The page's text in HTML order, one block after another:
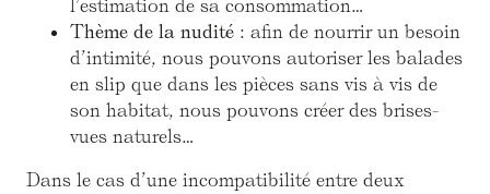
l’estimation de sa consommation…
Thème de la nudité : afin de nourrir un besoin
d’intimité, nous pouvons autoriser les balades
en slip que dans les pièces sans vis à vis de
son habitat, nous pouvons créer des brises-
vues naturels…
Dans le cas d’une incompatibilité entre deux